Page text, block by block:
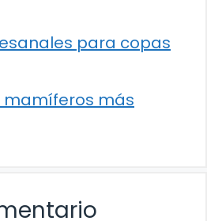
para copas
mamíferos más